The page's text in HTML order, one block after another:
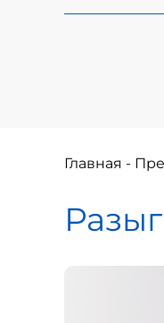
Главная -